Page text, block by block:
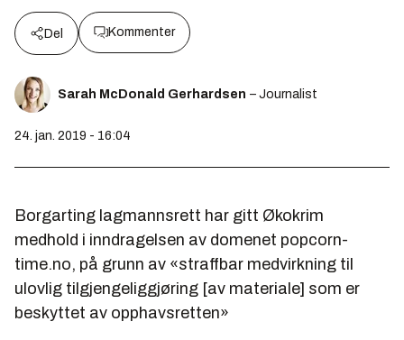
Del Kommenter
Sarah McDonald Gerhardsen – Journalist
24. jan. 2019 - 16:04
Borgarting lagmannsrett har gitt Økokrim
medhold i inndragelsen av domenet popcorn-
time.no, på grunn av «straffbar medvirkning til
ulovlig tilgjengeliggjøring [av materiale] som er
beskyttet av opphavsretten»